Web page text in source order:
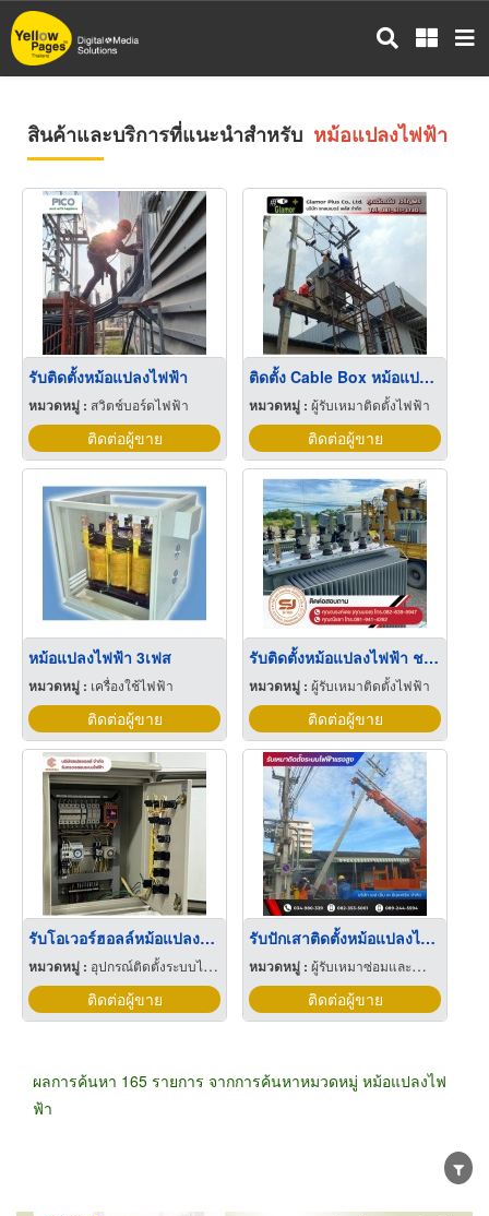
ข้าม
ไป
สินค้าและบริการที่แนะนำสำหรับ หม้อแปลงไฟฟ้า
รับติดตั้งหม้อแปลงไฟฟ้า
หมวดหมู่ : สวิตช์บอร์ดไฟฟ้า
ติดต่อผู้ขาย
ติดตั้ง Cable Box หม้อแปลงไฟฟ้า
หมวดหมู่ :ผู้รับเหมาติดตั้งไฟฟ้า
ติดต่อผู้ขาย
หม้อแปลงไฟฟ้า 3เฟส
หมวดหมู่ : เครื่องใช้ไฟฟ้า
ติดต่อผู้ขาย
รับติดตั้งหม้อแปลงไฟฟ้า ชลบุรี
หมวดหมู่ :ผู้รับเหมาติดตั้งไฟฟ้า
ติดต่อผู้ขาย
รับโอเวอร์ฮอลล์หม้อแปลงไฟฟ้าแรงสูง ระยอง
หมวดหมู่ : อุปกรณ์ติดตั้งระบบไฟฟ้า
ติดต่อผู้ขาย
รับปักเสาติดตั้งหม้อแปลงไฟฟ้า
หมวดหมู่ :ผู้รับเหมาซ่อมและบำรุงรักษาระบบไฟฟ้าและเครื่องกลอาคาร
ติดต่อผู้ขาย
ผลการค้นหา 165 รายการ จากการค้นหาหมวดหมู่ หม้อแปลงไฟ
ฟ้า